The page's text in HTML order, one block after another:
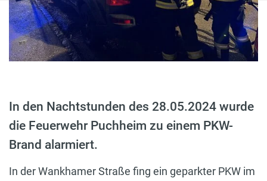
In den Nachtstunden des 28.05.2024 wurde
die Feuerwehr Puchheim zu einem PKW-
Brand alarmiert.
In der Wankhamer Straße fing ein geparkter PKW im